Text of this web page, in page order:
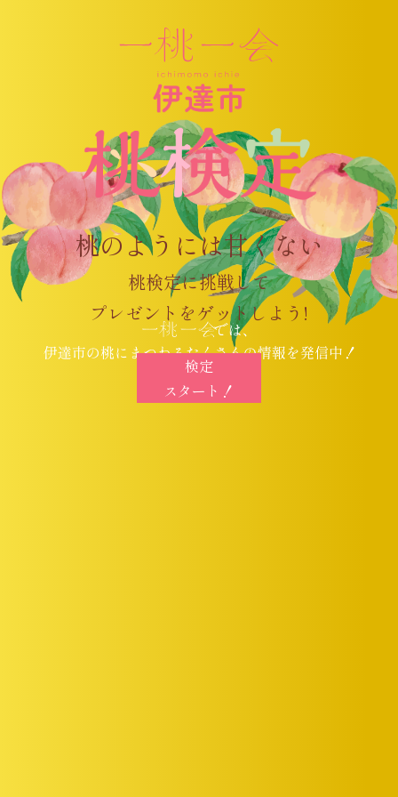
桃のようには甘くない
桃検定に挑戦して
プレゼントをゲットしよう!
検定
スタート！